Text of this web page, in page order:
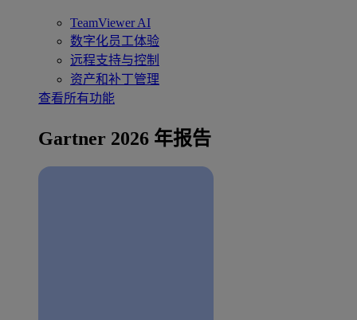
TeamViewer AI
数字化员工体验
远程支持与控制
资产和补丁管理
查看所有功能
Gartner 2026 年报告